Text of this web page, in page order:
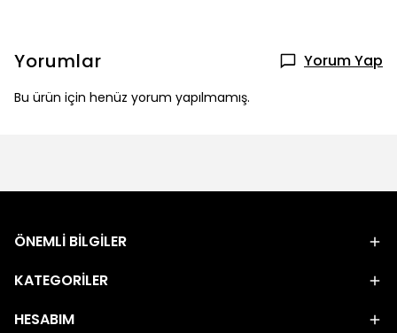
Yorumlar Yorum Yap
Bu ürün için henüz yorum yapılmamış.
ÖNEMLİ BİLGİLER
KATEGORİLER
HESABIM